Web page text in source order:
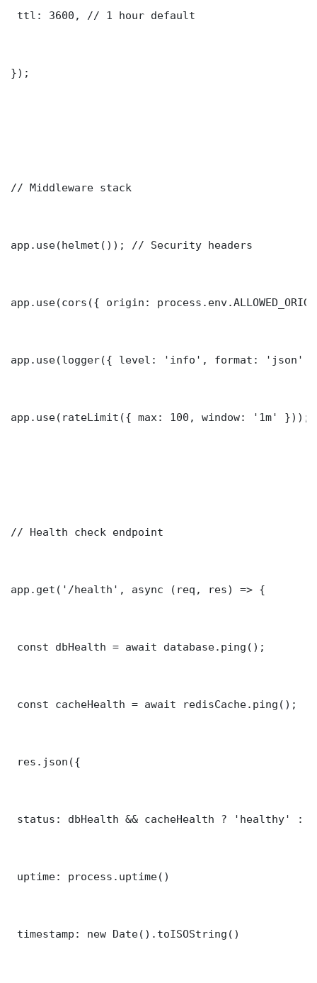
ttl: 3600, // 1 hour default
});
// Middleware stack
app.use(helmet()); // Security headers
app.use(cors({ origin:
app.use(logger({ level: 'info', format: 'json'
app.use(rateLimit({ max: 100, window: '1m' }));
// Health check endpoint
app.get('/health', async (req, res) => {
const dbHealth = await database.ping();
const cacheHealth = await redisCache.ping();
res.json({
status: dbHealth && cacheHealth ? 'healthy' :
uptime: process.uptime()
timestamp: new Date().toISOString()